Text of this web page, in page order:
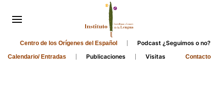
Centro de los Orígenes del Español Podcast ¿Seguimos o no?
Calendario/ Entradas Publicaciones Visitas Contacto